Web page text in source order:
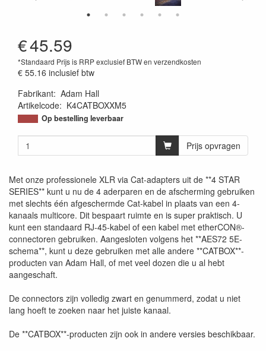
€45.59
*Standaard Prijs is RRP exclusief BTW en verzendkosten
€ 55.16 inclusief btw
Fabrikant: Adam Hall
Artikelcode: K4CATBOXXM5
Op bestelling leverbaar
Prijs opvragen
Met onze professionele XLR via Cat-adapters uit de **4 STAR
SERIES** kunt u nu de 4 aderparen en de afscherming gebruiken
met slechts één afgeschermde Cat-kabel in plaats van een 4-
kanaals multicore. Dit bespaart ruimte en is super praktisch. U
kunt een standaard RJ-45-kabel of een kabel met etherCON®-
connectoren gebruiken. Aangesloten volgens het **AES72 5E-
schema**, kunt u deze gebruiken met alle andere **CATBOX**-
producten van Adam Hall, of met veel dozen die u al hebt
aangeschaft.
De connectors zijn volledig zwart en genummerd, zodat u niet
lang hoeft te zoeken naar het juiste kanaal.
De **CATBOX**-producten zijn ook in andere versies beschikbaar.